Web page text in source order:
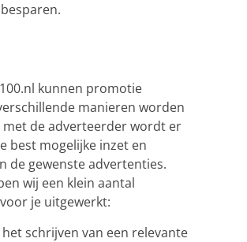
kunnen promotie
manieren worden
met de adverteerder wordt er
best mogelijke inzet en
de gewenste advertenties.
wij een klein aantal
je uitgewerkt:
het schrijven van een relevante